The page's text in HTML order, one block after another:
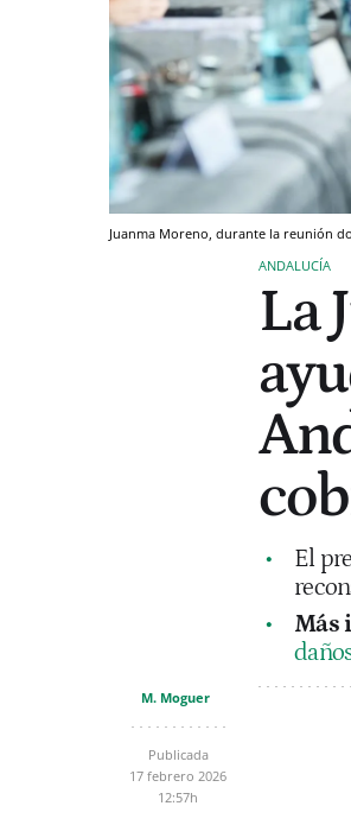
Juanma Moreno, durante la reunión
ANDALUCÍA
La
El
Más
M. Moguer
Publicada
17 febrero 2026
12:57h